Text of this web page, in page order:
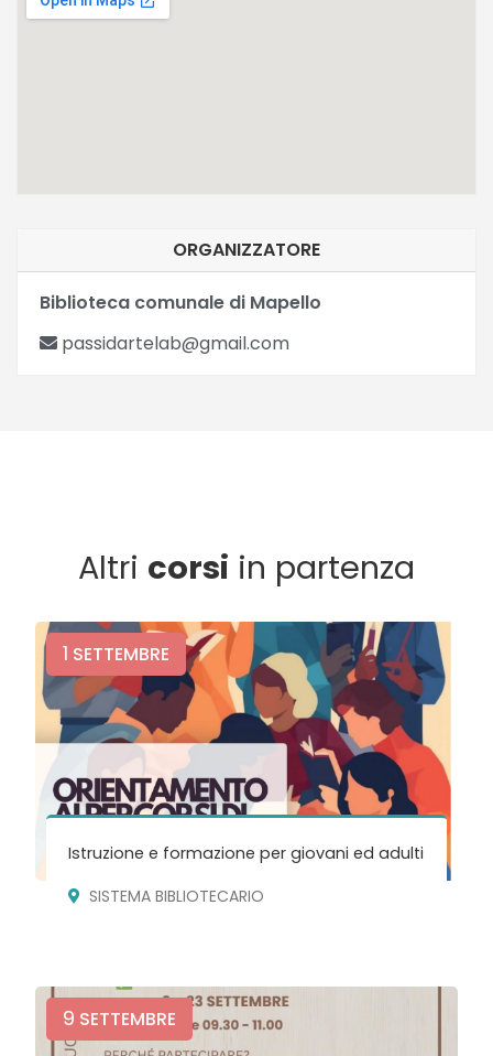
ORGANIZZATORE
Biblioteca comunale di Mapello
passidartelab@gmail.com
Altri corsi in partenza
1 SETTEMBRE
Istruzione e formazione per giovani ed adulti
SISTEMA BIBLIOTECARIO
9 SETTEMBRE